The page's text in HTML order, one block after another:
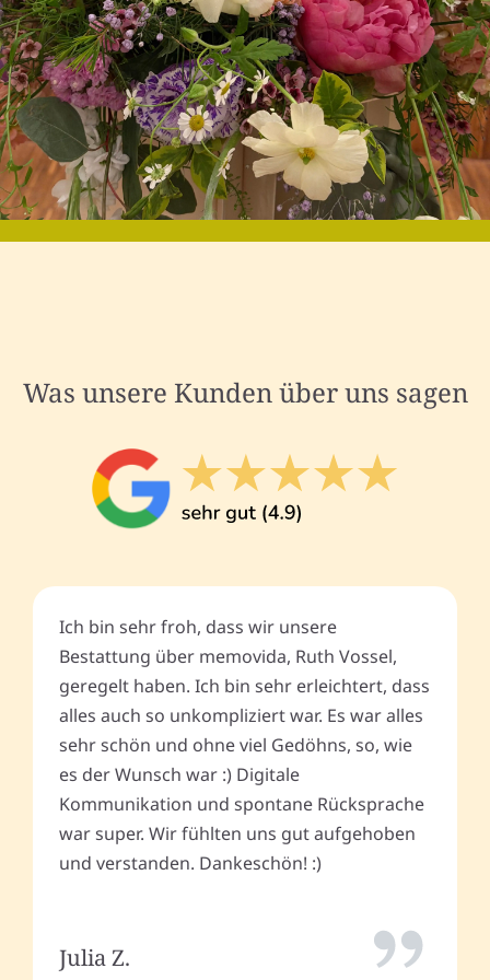
Was unsere Kunden über uns sagen
Ich bin sehr froh, dass wir unsere
Bestattung über memovida, Ruth Vossel,
geregelt haben. Ich bin sehr erleichtert, dass
alles auch so unkompliziert war. Es war alles
sehr schön und ohne viel Gedöhns, so, wie
es der Wunsch war :) Digitale
Kommunikation und spontane Rücksprache
war super. Wir fühlten uns gut aufgehoben
und verstanden. Dankeschön! :)
Julia Z.